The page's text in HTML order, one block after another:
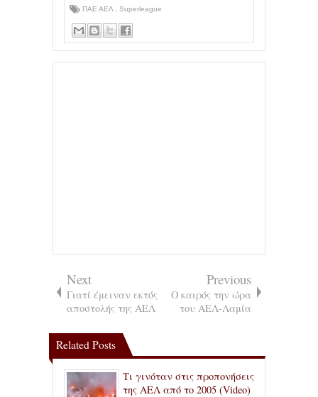
ΠΑΕ ΑΕΛ
Superleague
Next
Γιατί έμειναν εκτός
αποστολής της ΑΕΛ
Previous
Ο καιρός την ώρα
του ΑΕΛ-Λαμία
Related Posts
Τι γινόταν στις προπονήσεις
της ΑΕΛ από το 2005 (Video)